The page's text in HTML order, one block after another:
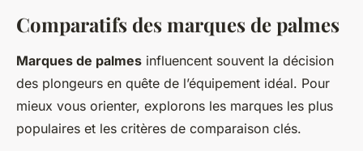
Comparatifs des marques de palmes
Marques de palmes influencent souvent la décision
des plongeurs en quête de l’équipement idéal. Pour
mieux vous orienter, explorons les marques les plus
populaires et les critères de comparaison clés.